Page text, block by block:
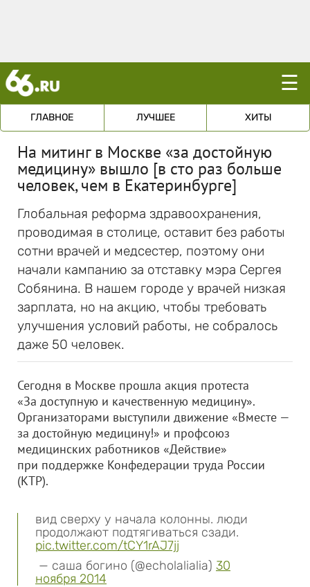
☰
ГЛАВНОЕ ЛУЧШЕЕ ХИТЫ
На митинг в Москве «за достойную
медицину» вышло [в сто раз больше
человек, чем в Екатеринбурге]
Глобальная реформа здравоохранения,
проводимая в столице, оставит без работы
сотни врачей и медсестер, поэтому они
начали кампанию за отставку мэра Сергея
Собянина. В нашем городе у врачей низкая
зарплата, но на акцию, чтобы требовать
улучшения условий работы, не собралось
даже 50 человек.
Сегодня в Москве прошла акция протеста
«За доступную и качественную медицину».
Организаторами выступили движение «Вместе —
за достойную медицину!» и профсоюз
медицинских работников «Действие»
при поддержке Конфедерации труда России
(КТР).
вид сверху у начала колонны. люди
продолжают подтягиваться сзади.
pic.twitter.com/tCY1rAJ7jj
— саша богино (@echolalialia) 30
ноября 2014